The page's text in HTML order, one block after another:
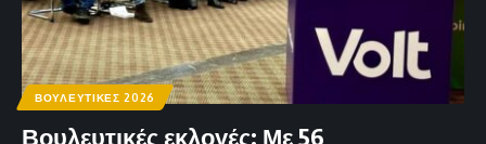
ΒΟΥΛΕΥΤΙΚΕΣ 2026
Βουλευτικές εκλογές: Με 56